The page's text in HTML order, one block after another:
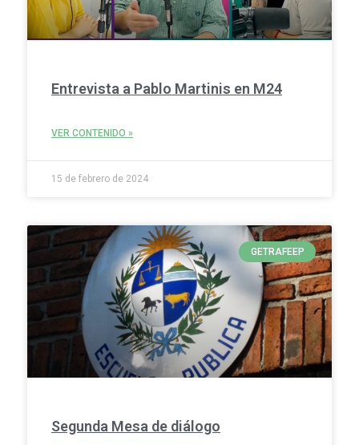
Entrevista a Pablo Martinis en M24
VER CONTENIDO »
15 de febrero de 2024
GETRAFEEP
Segunda Mesa de diálogo